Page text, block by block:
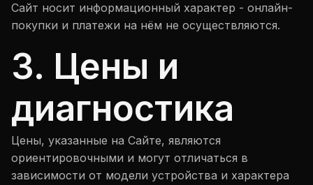
Сайт носит информационный характер - онлайн-
покупки и платежи на нём не осуществляются.
3. Цены и
диагностика
Цены, указанные на Сайте, являются
ориентировочными и могут отличаться в
зависимости от модели устройства и характера